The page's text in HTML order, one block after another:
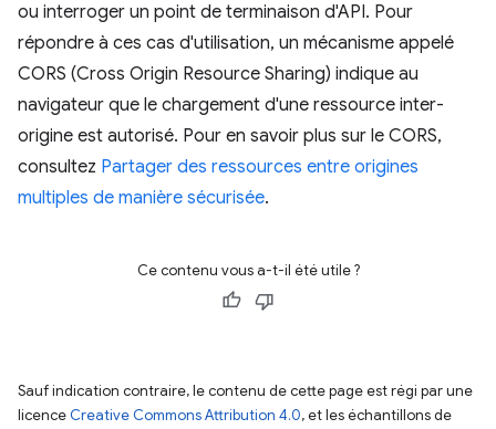
ou interroger un point de terminaison d'API. Pour
répondre à ces cas d'utilisation, un mécanisme appelé
CORS (Cross Origin Resource Sharing) indique au
navigateur que le chargement d'une ressource inter-
origine est autorisé. Pour en savoir plus sur le CORS,
consultez Partager des ressources entre origines
multiples de manière sécurisée.
Ce contenu vous a-t-il été utile ?
Sauf indication contraire, le contenu de cette page est régi par une
licence Creative Commons Attribution 4.0, et les échantillons de